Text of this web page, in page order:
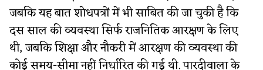
जबकि यह बात शोधपत्रों में भी साबित की जा चुकी है कि
दस साल की व्यवस्था सिर्फ राजनितिक आरक्षण के लिए
थी, जबकि शिक्षा और नौकरी में आरक्षण की व्यवस्था की